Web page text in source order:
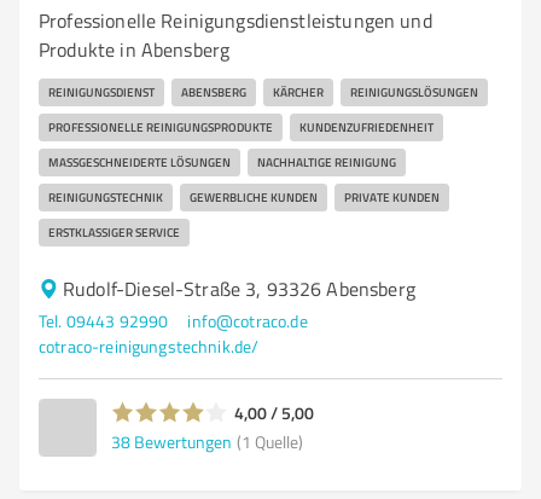
Professionelle Reinigungsdienstleistungen und
Produkte in Abensberg
REINIGUNGSDIENST ABENSBERG KÄRCHER REINIGUNGSLÖSUNGEN
PROFESSIONELLE REINIGUNGSPRODUKTE KUNDENZUFRIEDENHEIT
MASSGESCHNEIDERTE LÖSUNGEN NACHHALTIGE REINIGUNG
REINIGUNGSTECHNIK GEWERBLICHE KUNDEN PRIVATE KUNDEN
ERSTKLASSIGER SERVICE
Rudolf-Diesel-Straße 3, 93326 Abensberg
Tel. 09443 92990
info@cotraco.de
cotraco-reinigungstechnik.de/
4,00 / 5,00
38 Bewertungen (1 Quelle)